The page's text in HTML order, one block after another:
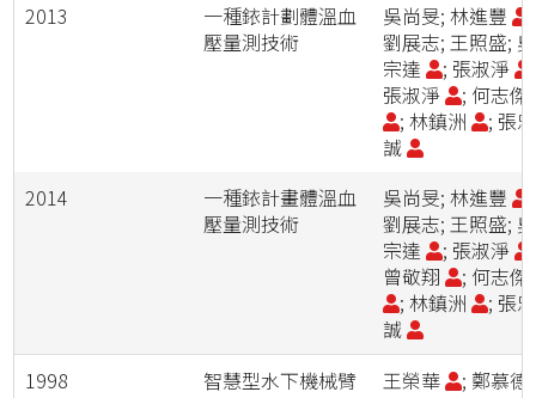
2013
一種銥計劃體溫血
壓量測技術
吳尚旻; 林進豐
劉展志; 王照盛; 吳
宗達
; 張淑淨
張淑淨
; 何志傑
; 林鎮洲
; 張忠
誠
2014
一種銥計畫體溫血
壓量測技術
吳尚旻; 林進豐
劉展志; 王照盛; 吳
宗達
; 張淑淨
曾敬翔
; 何志傑
; 林鎮洲
; 張忠
誠
1998
智慧型水下機械臂
王榮華
; 鄭慕德